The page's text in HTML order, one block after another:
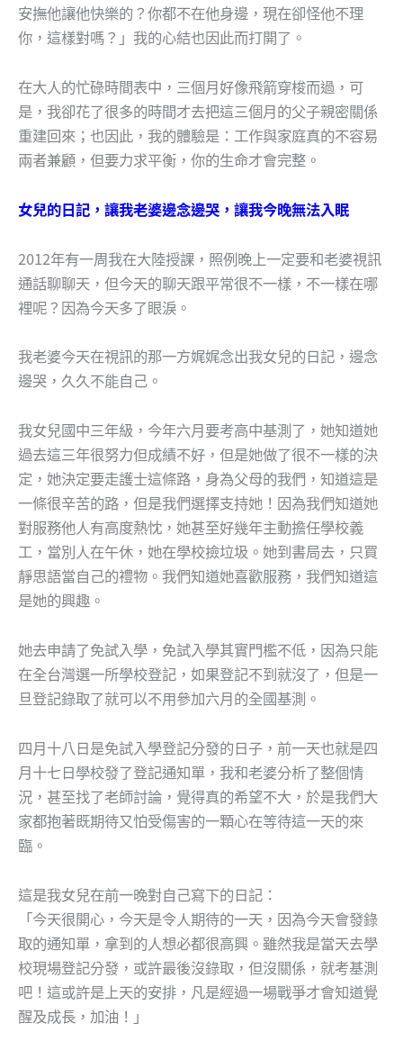
安撫他讓他快樂的？你都不在他身邊，現在卻怪他不理
你，這樣對嗎？」我的心結也因此而打開了。
在大人的忙碌時間表中，三個月好像飛箭穿梭而過，可
是，我卻花了很多的時間才去把這三個月的父子親密關係
重建回來；也因此，我的體驗是：工作與家庭真的不容易
兩者兼顧，但要力求平衡，你的生命才會完整。
女兒的日記，讓我老婆邊念邊哭，讓我今晚無法入眠
2012年有一周我在大陸授課，照例晚上一定要和老婆視訊
通話聊聊天，但今天的聊天跟平常很不一樣，不一樣在哪
裡呢？因為今天多了眼淚。
我老婆今天在視訊的那一方娓娓念出我女兒的日記，邊念
邊哭，久久不能自己。
我女兒國中三年級，今年六月要考高中基測了，她知道她
過去這三年很努力但成績不好，但是她做了很不一樣的決
定，她決定要走護士這條路，身為父母的我們，知道這是
一條很辛苦的路，但是我們選擇支持她！因為我們知道她
對服務他人有高度熱忱，她甚至好幾年主動擔任學校義
工，當別人在午休，她在學校撿垃圾。她到書局去，只買
靜思語當自己的禮物。我們知道她喜歡服務，我們知道這
是她的興趣。
她去申請了免試入學，免試入學其實門檻不低，因為只能
在全台灣選一所學校登記，如果登記不到就沒了，但是一
旦登記錄取了就可以不用參加六月的全國基測。
四月十八日是免試入學登記分發的日子，前一天也就是四
月十七日學校發了登記通知單，我和老婆分析了整個情
況，甚至找了老師討論，覺得真的希望不大，於是我們大
家都抱著既期待又怕受傷害的一顆心在等待這一天的來
臨。
這是我女兒在前一晚對自己寫下的日記：
「今天很開心，今天是令人期待的一天，因為今天會發錄
取的通知單，拿到的人想必都很高興。雖然我是當天去學
校現場登記分發，或許最後沒錄取，但沒關係，就考基測
吧！這或許是上天的安排，凡是經過一場戰爭才會知道覺
醒及成長，加油！」